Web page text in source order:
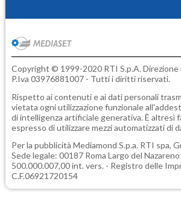
Copyright © 1999-2020 RTI S.p.A. Direzione
P.Iva 03976881007 - Tutti i diritti riservati.
Rispetto ai contenuti e ai dati personali
vietata ogni utilizzazione funzionale
di intelligenza artificiale generativa. È altresì
espresso di utilizzare mezzi automatizzati di
Per la pubblicità Mediamond S.p.a. RTI spa,
Sede legale: 00187 Roma Largo del Nazareno
500.000.007,00 int. vers. - Registro delle
C.F.06921720154